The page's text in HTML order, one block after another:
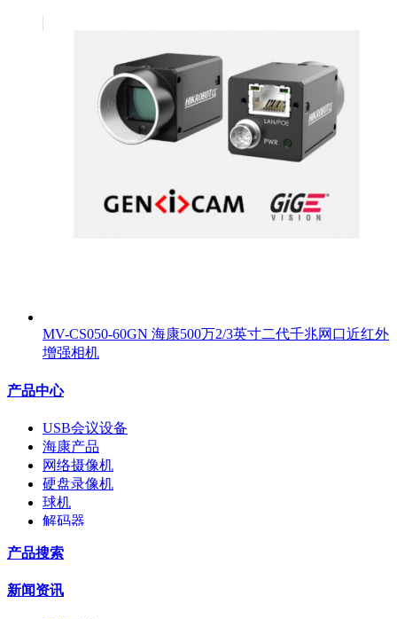
MV-CS050-60GN 海康500万2/3英寸二代千兆网口近红外
增强相机
产品中心
USB会议设备
海康产品
网络摄像机
硬盘录像机
球机
解码器
配件
拼接屏
产品搜索
新闻资讯